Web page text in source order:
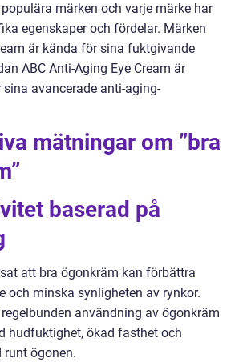
märken och varje märke har
egenskaper och fördelar. Märken
är kända för sina fuktgivande
ABC Anti-Aging Eye Cream är
avancerade anti-aging-
mätningar om ”bra
baserad på
att bra ögonkräm kan förbättra
och minska synligheten av rynkor.
användning av ögonkräm
hudfuktighet, ökad fasthet och
runt ögonen.